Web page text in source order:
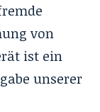
von
ist ein
unserer